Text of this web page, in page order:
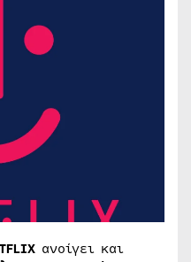
ανοίγει και